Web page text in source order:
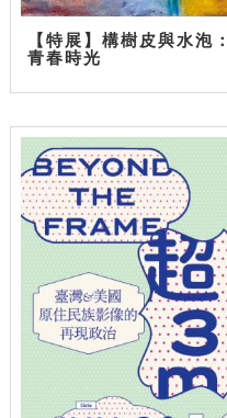
【特展】構樹皮與水泡
青春時光